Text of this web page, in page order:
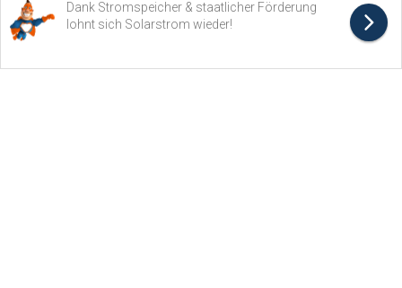
Dank Stromspeicher & staatlicher Förderung
lohnt sich Solarstrom wieder!